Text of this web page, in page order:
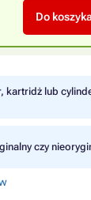
Do koszyka
kartridż lub
czy